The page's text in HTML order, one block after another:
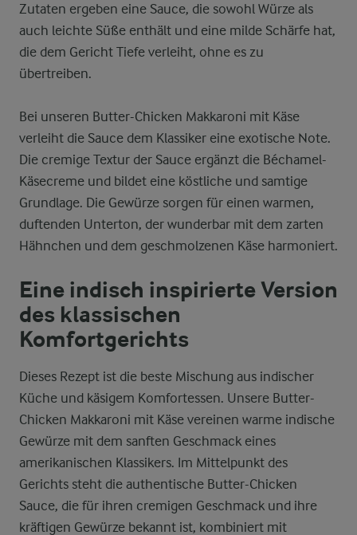
Zutaten ergeben eine Sauce, die sowohl Würze als
auch leichte Süße enthält und eine milde Schärfe hat,
die dem Gericht Tiefe verleiht, ohne es zu
übertreiben.
Bei unseren Butter-Chicken Makkaroni mit Käse
verleiht die Sauce dem Klassiker eine exotische Note.
Die cremige Textur der Sauce ergänzt die Béchamel-
Käsecreme und bildet eine köstliche und samtige
Grundlage. Die Gewürze sorgen für einen warmen,
duftenden Unterton, der wunderbar mit dem zarten
Hähnchen und dem geschmolzenen Käse harmoniert.
Eine indisch inspirierte Version
des klassischen
Komfortgerichts
Dieses Rezept ist die beste Mischung aus indischer
Küche und käsigem Komfortessen. Unsere Butter-
Chicken Makkaroni mit Käse vereinen warme indische
Gewürze mit dem sanften Geschmack eines
amerikanischen Klassikers. Im Mittelpunkt des
Gerichts steht die authentische Butter-Chicken
Sauce, die für ihren cremigen Geschmack und ihre
kräftigen Gewürze bekannt ist, kombiniert mit